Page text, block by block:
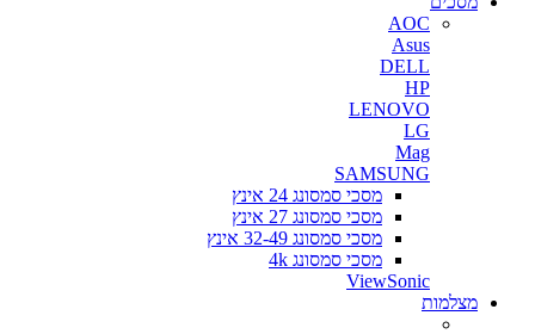
AOC
Asus
DELL
HP
LENOVO
LG
Mag
SAMSUNG
מסכי סמסונג 24 אינץ
מסכי סמסונג 27 אינץ
מסכי סמסונג 32-49 אינץ
מסכי סמסונג 4k
ViewSonic
מצלמות